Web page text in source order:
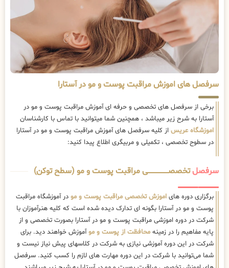
سرفصل های اموزش مراقبت پوست و مو در آستارا
برخی از سرفصل های تخصصی و حرفه ای آموزش مراقبت پوست و مو در
آستارا به شرح زیر میباشد ، همچنین شما میتوانید با تماس با کارشناسان
اموزشگاه عریس از کلیه سرفصل های آموزش مراقبت پوست و مو در آستارا
در سطوح تخصصی ، تکمیلی و مربیگری اطلاع پیدا کنید:
سرفصلتخصصــــــــــــــــــــی مراقبت پوست و مو (سطح توکن)
برگزاری دوره های اموزش تخصصی مراقبت پوست و مو در آموزشگاه مراقبت
پوست و مو در آستارا بگونه ای تدارک دیده شده است که کلیه هنرآموزان با
شرکت در دوره اموزشی مراقبت پوست و مو در آستارا بصورت تخصصی و از
پایه مفاهیم را در زمینه محافظت از پوست و موآموزش خواهند دید. برای
شرکت در این دوره آموزشی نیازی به شرکت در کلاسهای پیش نیاز نیست و
شما می‌توانید با شرکت در این دوره مهارت های لازم را کسب کنید. سرفصل